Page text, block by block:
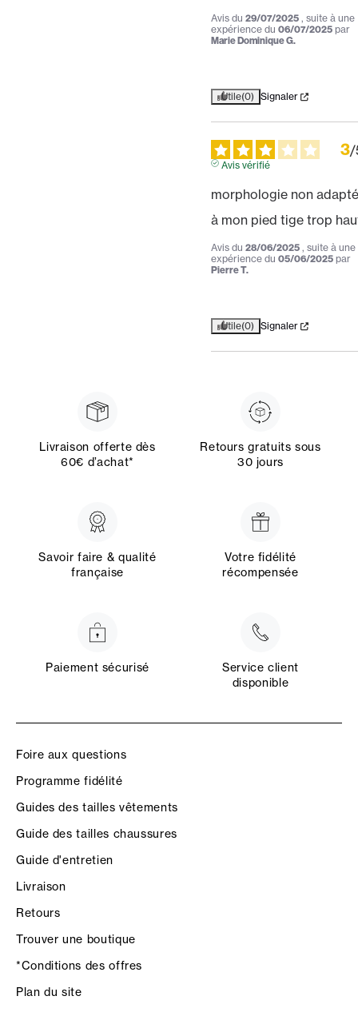
Avis du29/07/2025 , suite à une
expérience du06/07/2025 par
Marie Dominique G.
Utile(0) Signaler
3/
Avis vérifié
morphologie non
à mon pied tige trop
Avis du28/06/2025 , suite à une
expérience du05/06/2025 par
Pierre T.
Utile(0) Signaler
Livraison offerte dès
60€ d’achat*
Retours gratuits sous
30 jours
Savoir faire & qualité
française
Votre fidélité
récompensée
Paiement sécurisé
Service client
disponible
Foire aux questions
Programme fidélité
Guides des tailles vêtements
Guide des tailles chaussures
Guide d'entretien
Livraison
Retours
Trouver une boutique
*Conditions des offres
Plan du site